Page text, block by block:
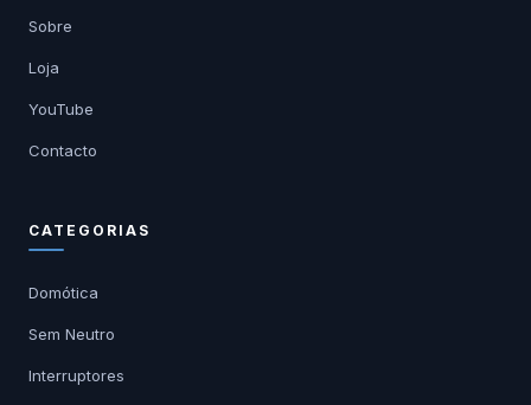
Sobre
Loja
YouTube
Contacto
CATEGORIAS
Domótica
Sem Neutro
Interruptores